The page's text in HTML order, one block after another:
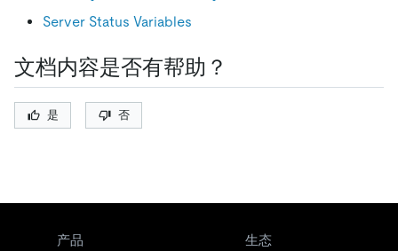
Server Status Variables
文档内容是否有帮助？
是 否
产品 生态